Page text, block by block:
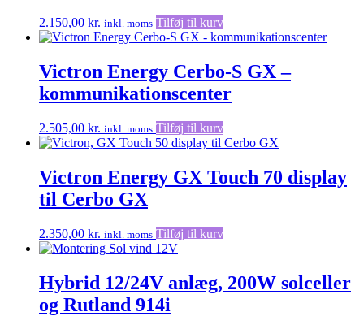
2.150,00 kr. inkl. moms Tilføj til kurv
Victron Energy Cerbo-S GX –
kommunikationscenter
2.505,00 kr. inkl. moms Tilføj til kurv
Victron Energy GX Touch 70 display
til Cerbo GX
2.350,00 kr. inkl. moms Tilføj til kurv
Hybrid 12/24V anlæg, 200W solceller
og Rutland 914i